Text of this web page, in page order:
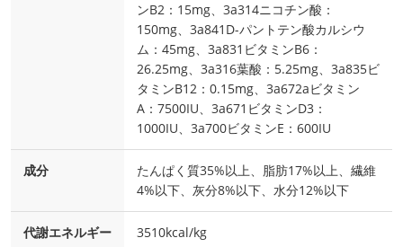
ンB2：15mg、3a314ニコチン酸：
150mg、3a841D-パントテン酸カルシウ
ム：45mg、3a831ビタミンB6：
26.25mg、3a316葉酸：5.25mg、3a835ビ
タミンB12：0.15mg、3a672aビタミン
A：7500IU、3a671ビタミンD3：
1000IU、3a700ビタミンE：600IU
成分
たんぱく質35%以上、脂肪17%以上、繊維
4%以下、灰分8%以下、水分12%以下
代謝エネルギー 3510kcal/kg